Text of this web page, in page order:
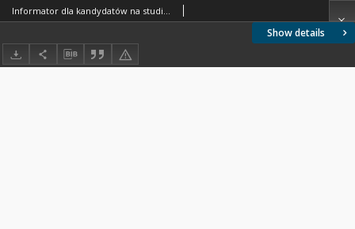
Show details
Informator dla kandydatów na studia stacjonarne w Politechnice Warszawskiej. Rok akademicki 2008/2009